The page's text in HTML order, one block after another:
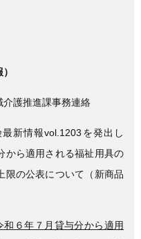
介護推進課事務連絡
新情報vol.1203を発出し
から適用される福祉用具の
限の公表について（新商品
６年７月貸与分から適用